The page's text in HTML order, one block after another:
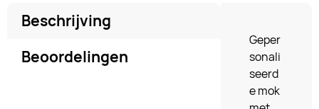
Beschrijving
Beoordelingen
Geper
sonali
seerd
e mok